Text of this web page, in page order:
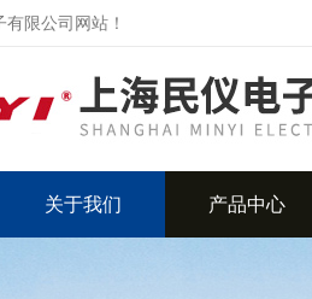
限公司网站！
关于我们 产品中心